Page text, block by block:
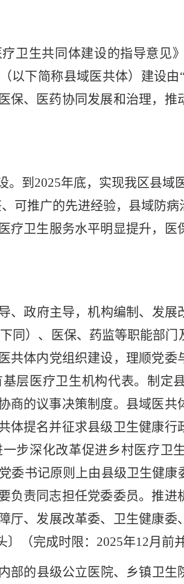
卫生共同体建设的指导意见
以下简称县域医共体）建设由
保、医药协同发展和治理，推
。 到 2025年底，实现我区县域
可推广的先进经验，县域防
疗卫生服务水平明显提升，
、政府主导，机构编制、发展
同）、医保、药监等职能部
共体内党组织建设，理顺党
层医疗卫生机构代表。制定
商的议事决策制度。县域医共
体提名并征求县级卫生健康
步深化改革促进乡村医疗卫
委书记原则上由县级卫生健
负责同志担任党委委员。推
厅、发展改革委、卫生健康委
〕 （完成时限： 2025年12月前
部的县级公立医院、乡镇卫生